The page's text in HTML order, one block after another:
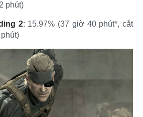
phút)​
2: 15.97% (37 giờ 40 phút*, cắt